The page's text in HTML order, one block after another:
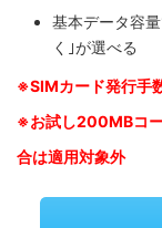
基本データ容
く｣が選べる
※SIMカード発行手
※お試し200MBコ
合は適用対象外